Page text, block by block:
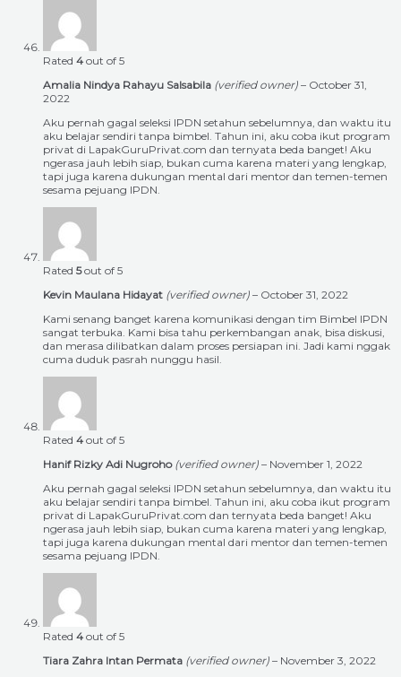
Rated 4 out of 5
Amalia Nindya Rahayu Salsabila (verified owner) – October 31,
2022
Aku pernah gagal seleksi IPDN setahun sebelumnya, dan waktu itu
aku belajar sendiri tanpa bimbel. Tahun ini, aku coba ikut program
privat di LapakGuruPrivat.com dan ternyata beda banget! Aku
ngerasa jauh lebih siap, bukan cuma karena materi yang lengkap,
tapi juga karena dukungan mental dari mentor dan temen-temen
sesama pejuang IPDN.
Rated 5out of 5
Kevin Maulana Hidayat (verified owner) – October 31, 2022
Kami senang banget karena komunikasi dengan tim Bimbel IPDN
sangat terbuka. Kami bisa tahu perkembangan anak, bisa diskusi,
dan merasa dilibatkan dalam proses persiapan ini. Jadi kami nggak
cuma duduk pasrah nunggu hasil.
Rated 4 out of 5
Hanif Rizky Adi Nugroho (verified owner) – November 1, 2022
Aku pernah gagal seleksi IPDN setahun sebelumnya, dan waktu itu
aku belajar sendiri tanpa bimbel. Tahun ini, aku coba ikut program
privat di LapakGuruPrivat.com dan ternyata beda banget! Aku
ngerasa jauh lebih siap, bukan cuma karena materi yang lengkap,
tapi juga karena dukungan mental dari mentor dan temen-temen
sesama pejuang IPDN.
Rated 4 out of 5
Tiara Zahra Intan Permata (verified owner) – November 3, 2022